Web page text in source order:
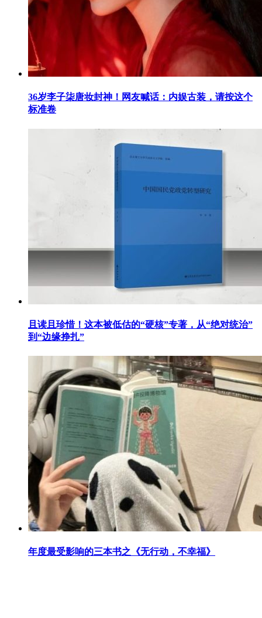
36岁李子柒唐妆封神！网友喊话：内娱古装，请按这个
标准卷
且读且珍惜！这本被低估的“硬核”专著，从“绝对统治”
到“边缘挣扎”
年度最受影响的三本书之《无行动，不幸福》